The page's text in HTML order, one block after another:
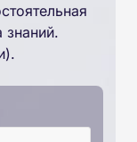
знаний.